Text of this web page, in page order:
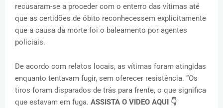
recusaram-se a proceder com o enterro das vítimas até
que as certidões de óbito reconhecessem explicitamente
que a causa da morte foi o baleamento por agentes
policiais.
De acordo com relatos locais, as vítimas foram atingidas
enquanto tentavam fugir, sem oferecer resistência. “Os
tiros foram disparados de trás para frente, o que significa
que estavam em fuga. ASSISTA O VIDEO AQUI 👇